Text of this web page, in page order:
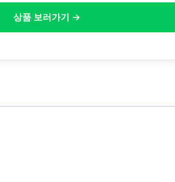
상품 보러가기 →